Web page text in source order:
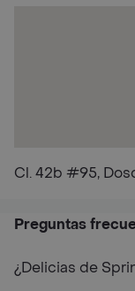
Cl. 42b #95,
Preguntas
¿Delicias de